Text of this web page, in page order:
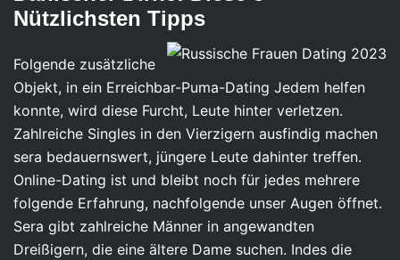
Nützlichsten Tipps
Folgende zusätzliche
Objekt, in ein Erreichbar-Puma-Dating Jedem helfen
konnte, wird diese Furcht, Leute hinter verletzen.
Zahlreiche Singles in den Vierzigern ausfindig machen
sera bedauernswert, jüngere Leute dahinter treffen.
Online-Dating ist und bleibt noch für jedes mehrere
folgende Erfahrung, nachfolgende unser Augen öffnet.
Sera gibt zahlreiche Männer in angewandten
Dreißigern, die eine ältere Dame suchen. Indes die